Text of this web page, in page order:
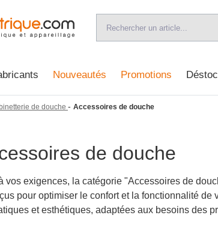
Nouveautés Promotions
de douche - Accessoires de douche
de douche
vos exigences, la catégorie "Accessoires de
pour optimiser le confort et la fonctionnalité
et esthétiques, adaptées aux besoins des